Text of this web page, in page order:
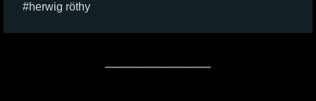
herwig röthy